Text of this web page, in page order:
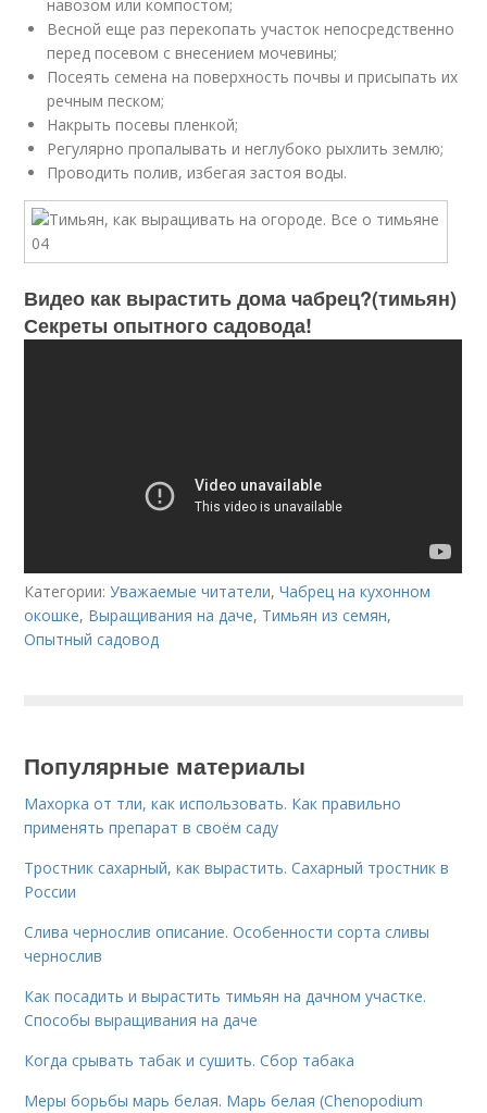
навозом или компостом;
Весной еще раз перекопать участок непосредственно
перед посевом с внесением мочевины;
Посеять семена на поверхность почвы и присыпать их
речным песком;
Накрыть посевы пленкой;
Регулярно пропалывать и неглубоко рыхлить землю;
Проводить полив, избегая застоя воды.
Видео как вырастить дома чабрец?(тимьян)
Секреты опытного садовода!
Категории:Уважаемые читатели,Чабрец на кухонном
окошке, Выращивания на даче, Тимьян из семян,
Опытный садовод
Популярные материалы
Махорка от тли, как использовать. Как правильно
применять препарат в своём саду
Тростник сахарный, как вырастить. Сахарный тростник в
России
Слива чернослив описание. Особенности сорта сливы
чернослив
Как посадить и вырастить тимьян на дачном участке.
Способы выращивания на даче
Когда срывать табак и сушить. Сбор табака
Меры борьбы марь белая. Марь белая (Chenopodium